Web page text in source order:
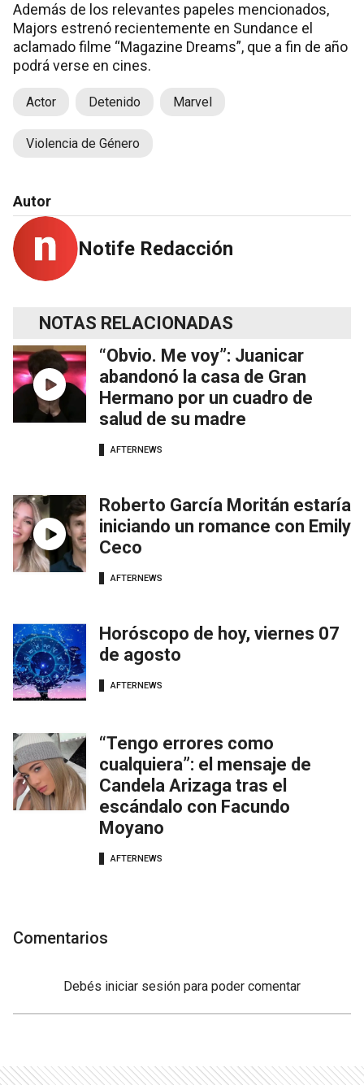
Además de los relevantes papeles mencionados,
Majors estrenó recientemente en Sundance el
aclamado filme “Magazine Dreams”, que a fin de año
podrá verse en cines.
Actor Detenido Marvel
Violencia de Género
Autor
Notife Redacción
NOTAS RELACIONADAS
“Obvio. Me voy”: Juanicar
abandonó la casa de Gran
Hermano por un cuadro de
salud de su madre
AFTERNEWS
Roberto García Moritán estaría
iniciando un romance con Emily
Ceco
AFTERNEWS
Horóscopo de hoy, viernes 07
de agosto
AFTERNEWS
“Tengo errores como
cualquiera”: el mensaje de
Candela Arizaga tras el
escándalo con Facundo
Moyano
AFTERNEWS
Comentarios
Debés iniciar sesión para poder comentar